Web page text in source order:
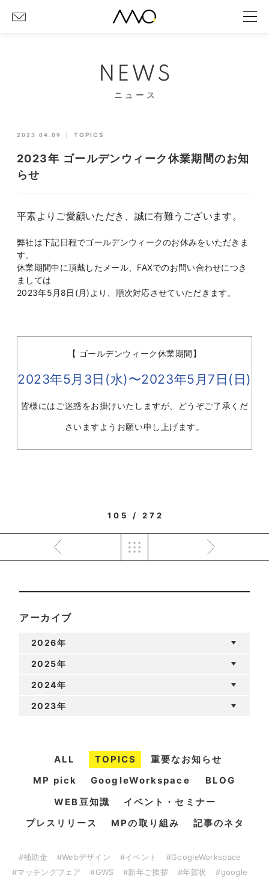
NEWS
ニュース
2023.04.09 ｜ TOPICS
2023年 ゴールデンウィーク休業期間のお知
らせ
平素よりご愛顧いただき、誠に有難うございます。
弊社は下記日程でゴールデンウィークのお休みをいただきま
す。
休業期間中に頂戴したメール、FAXでのお問い合わせにつき
ましては
2023年5月8日(月)より、順次対応させていただきます。
【 ゴールデンウィーク休業期間】
2023年5月3日(水)〜2023年5月7日(日)
皆様にはご迷惑をお掛けいたしますが、どうぞご了承くだ
さいますようお願い申し上げます。
105 / 272
アーカイブ
2026年
2025年
2024年
2023年
ALL TOPICS
重要なお知らせ
MP pick
GoogleWorkspace
BLOG
WEB豆知識
イベント・セミナー
プレスリリース
MPの取り組み 記事のネタ
#補助金 #Webデザイン #イベント
#GoogleWorkspace
#マッチングフェア
#GWS #新年ご挨拶 #年賀状
#google